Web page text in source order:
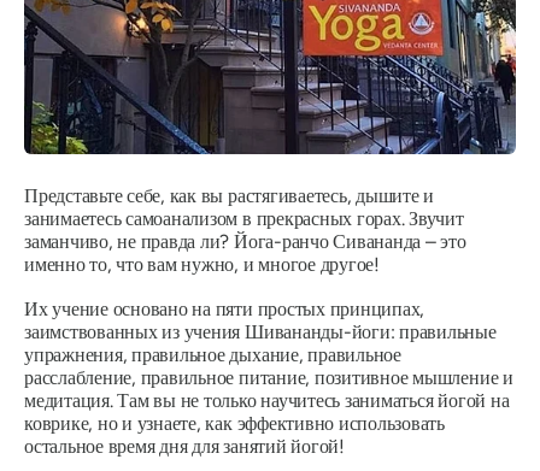
Представьте себе, как вы растягиваетесь, дышите и
занимаетесь самоанализом в прекрасных горах. Звучит
заманчиво, не правда ли? Йога-ранчо Сивананда – это
именно то, что вам нужно, и многое другое!
Их учение основано на пяти простых принципах,
заимствованных из учения Шивананды-йоги: правильные
упражнения, правильное дыхание, правильное
расслабление, правильное питание, позитивное мышление и
медитация. Там вы не только научитесь заниматься йогой на
коврике, но и узнаете, как эффективно использовать
остальное время дня для занятий йогой!